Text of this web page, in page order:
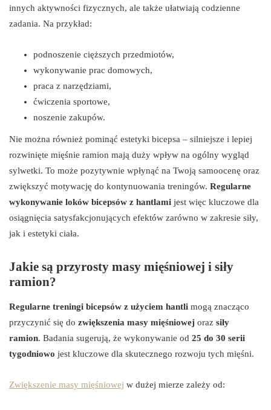
innych aktywności fizycznych, ale także ułatwiają codzienne
zadania. Na przykład:
podnoszenie cięższych przedmiotów,
wykonywanie prac domowych,
praca z narzędziami,
ćwiczenia sportowe,
noszenie zakupów.
Nie można również pominąć estetyki bicepsa – silniejsze i lepiej
rozwinięte mięśnie ramion mają duży wpływ na ogólny wygląd
sylwetki. To może pozytywnie wpłynąć na Twoją samoocenę oraz
zwiększyć motywację do kontynuowania treningów. Regularne
wykonywanie loków bicepsów z hantlami jest więc kluczowe dla
osiągnięcia satysfakcjonujących efektów zarówno w zakresie siły,
jak i estetyki ciała.
Jakie są przyrosty masy mięśniowej i siły
ramion?
Regularne treningi bicepsów z użyciem hantli mogą znacząco
przyczynić się do zwiększenia masy mięśniowej oraz siły
ramion. Badania sugerują, że wykonywanie od 25 do 30 serii
tygodniowo jest kluczowe dla skutecznego rozwoju tych mięśni.
Zwiększenie masy mięśniowej w dużej mierze zależy od: